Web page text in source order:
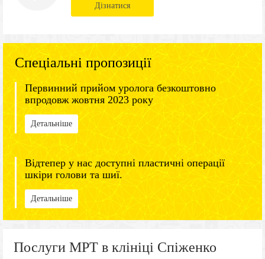
Дізнатися
Спеціальні пропозиції
Первинний прийом уролога безкоштовно
впродовж жовтня 2023 року
Детальніше
Відтепер у нас доступні пластичні операції
шкіри голови та шиї.
Детальніше
Послуги МРТ в клініці Спіженко